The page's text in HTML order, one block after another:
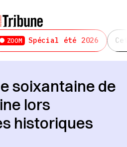
ZOOM Spécial été 2026
soixantaine de
lors
historiques